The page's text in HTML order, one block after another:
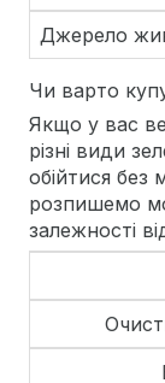
Джерело
Чи варто
Якщо у вас
різні види
обійтися без
розпишемо
залежності